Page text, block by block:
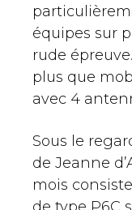
équipes sur
rude
plus que
avec 4
Sous le
de Jeanne
mois